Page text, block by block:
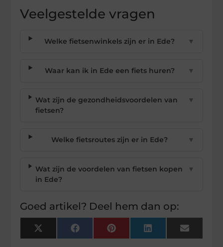
Veelgestelde vragen
Welke fietsenwinkels zijn er in Ede? ▼
Waar kan ik in Ede een fiets huren? ▼
Wat zijn de gezondheidsvoordelen van
fietsen?
▼
Welke fietsroutes zijn er in Ede? ▼
Wat zijn de voordelen van fietsen kopen
in Ede?
▼
Goed artikel? Deel hem dan op:
X
(Twitter)
FacebookPinterest LinkedIn Email